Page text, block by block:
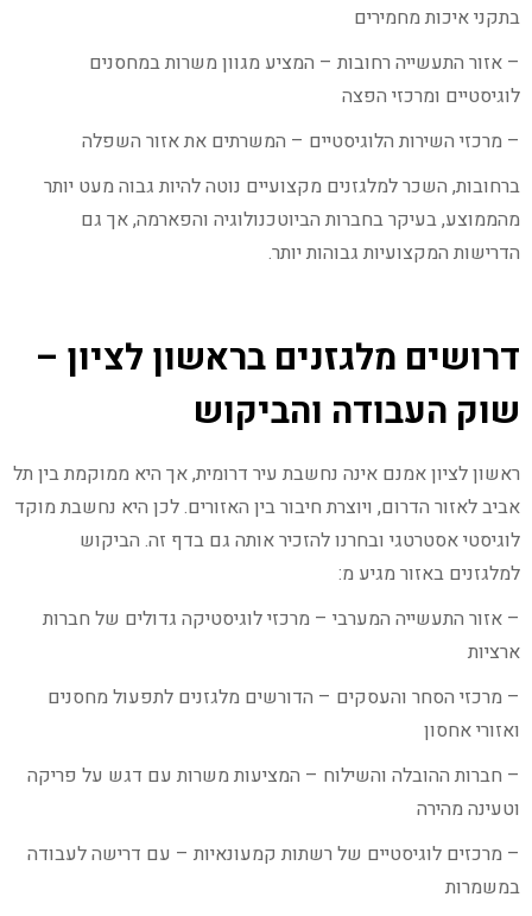
בתקני איכות מחמירים
– אזור התעשייה רחובות – המציע מגוון משרות במחסנים
לוגיסטיים ומרכזי הפצה
– מרכזי השירות הלוגיסטיים – המשרתים את אזור השפלה
ברחובות, השכר למלגזנים מקצועיים נוטה להיות גבוה מעט יותר
מהממוצע, בעיקר בחברות הביוטכנולוגיה והפארמה, אך גם
הדרישות המקצועיות גבוהות יותר.
דרושים מלגזנים בראשון לציון –
שוק העבודה והביקוש
ראשון לציון אמנם אינה נחשבת עיר דרומית, אך היא ממוקמת בין תל
אביב לאזור הדרום, ויוצרת חיבור בין האזורים. לכן היא נחשבת מוקד
לוגיסטי אסטרטגי ובחרנו להזכיר אותה גם בדף זה. הביקוש
למלגזנים באזור מגיע מ:
– אזור התעשייה המערבי – מרכזי לוגיסטיקה גדולים של חברות
ארציות
– מרכזי הסחר והעסקים – הדורשים מלגזנים לתפעול מחסנים
ואזורי אחסון
– חברות ההובלה והשילוח – המציעות משרות עם דגש על פריקה
וטעינה מהירה
– מרכזים לוגיסטיים של רשתות קמעונאיות – עם דרישה לעבודה
במשמרות